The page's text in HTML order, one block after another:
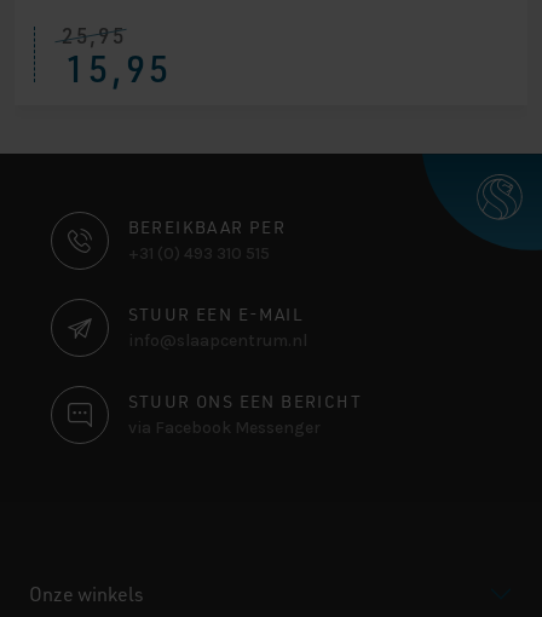
25,95
15,95
CONTACT
INFORMATIE
BEREIKBAAR PER
+31 (0) 493 310 515
STUUR EEN E-MAIL
info@slaapcentrum.nl
STUUR ONS EEN BERICHT
via Facebook Messenger
Onze winkels